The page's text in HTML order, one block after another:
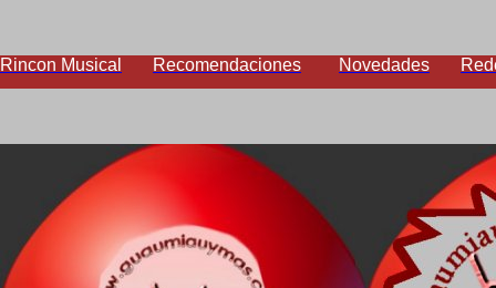
Rincon Musical Recomendaciones Novedades